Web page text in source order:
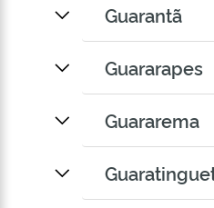
Guarantã
Guararapes
Guararema